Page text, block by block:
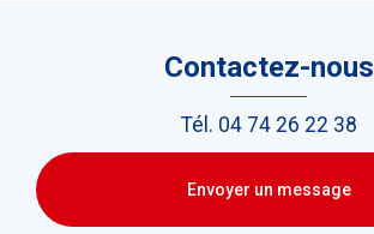
Contactez-nous
Tél. 04 74 26 22 38
Envoyer un message